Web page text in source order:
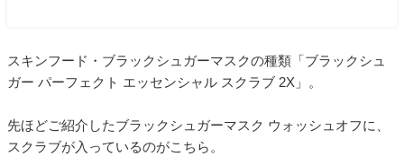
スキンフード・ブラックシュガーマスクの種類「ブラックシュ
ガー パーフェクト エッセンシャル スクラブ 2X」。
先ほどご紹介したブラックシュガーマスク ウォッシュオフに、
スクラブが入っているのがこちら。